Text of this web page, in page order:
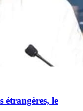
étrangères, le